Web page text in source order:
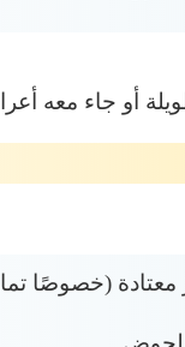
أو جاء معه
معتادة (خصوصًا